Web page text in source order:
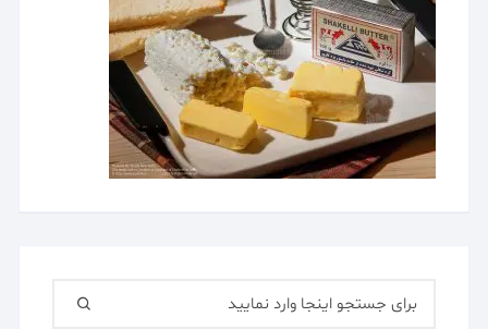
برای: